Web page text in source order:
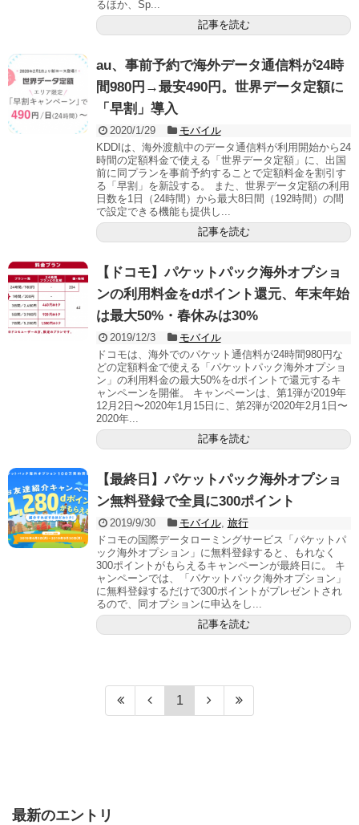
るほか、Sp...
記事を読む
au、事前予約で海外データ通信料が24時
間980円→最安490円。世界データ定額に
「早割」導入
2020/1/29
モバイル
KDDIは、海外渡航中のデータ通信料が利用開始から24
時間の定額料金で使える「世界データ定額」に、出国
前に同プランを事前予約することで定額料金を割引す
る「早割」を新設する。 また、世界データ定額の利用
日数を1日（24時間）から最大8日間（192時間）の間
で設定できる機能も提供し...
記事を読む
【ドコモ】パケットパック海外オプショ
ンの利用料金をdポイント還元、年末年始
は最大50%・春休みは30%
2019/12/3
モバイル
ドコモは、海外でのパケット通信料が24時間980円な
どの定額料金で使える「パケットパック海外オプショ
ン」の利用料金の最大50%をdポイントで還元するキ
ャンペーンを開催。 キャンペーンは、第1弾が2019年
12月2日〜2020年1月15日に、第2弾が2020年2月1日〜
2020年...
記事を読む
【最終日】パケットパック海外オプショ
ン無料登録で全員に300ポイント
2019/9/30 モバイル, 旅行
ドコモの国際データローミングサービス「パケットパ
ック海外オプション」に無料登録すると、もれなく
300ポイントがもらえるキャンペーンが最終日に。 キ
ャンペーンでは、「パケットパック海外オプション」
に無料登録するだけで300ポイントがプレゼントされ
るので、同オプションに申込をし...
記事を読む
1
最新のエントリ